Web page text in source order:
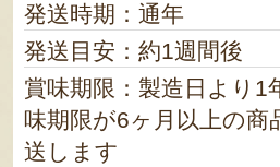
発送時期：通年
発送目安：約1週間後
賞味期限：製造日より1年 ※
味期限が6ヶ月以上の商
送します